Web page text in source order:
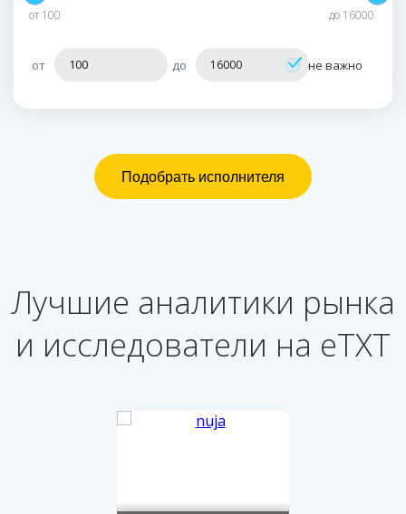
от 100 до 16000
от до не важно
Лучшие аналитики рынка
и исследователи на eTXT